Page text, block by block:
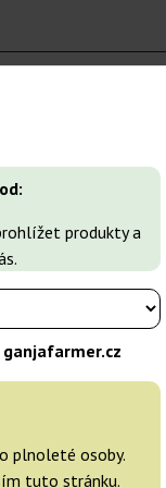
produkty a
ganjafarmer.cz
plnoleté osoby.
tuto stránku.